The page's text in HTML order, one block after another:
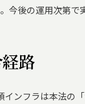
今後の運用次第で
路
インフラは本法の